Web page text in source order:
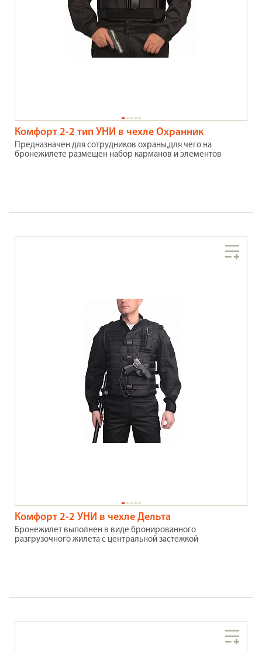
Комфорт 2-2 тип УНИ в чехле Охранник
Предназначен для сотрудников охраны,для чего на
бронежилете размещен набор карманов и элементов
Комфорт 2-2 УНИ в чехле Дельта
Бронежилет выполнен в виде бронированного
разгрузочного жилета с центральной застежкой